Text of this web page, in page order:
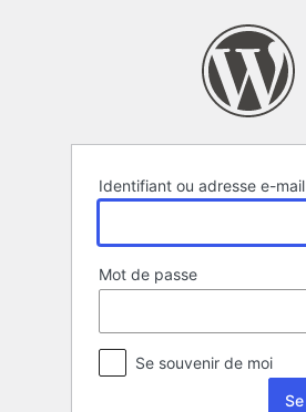
Identifiant ou adresse e-mail
Mot de passe
Se souvenir de moi